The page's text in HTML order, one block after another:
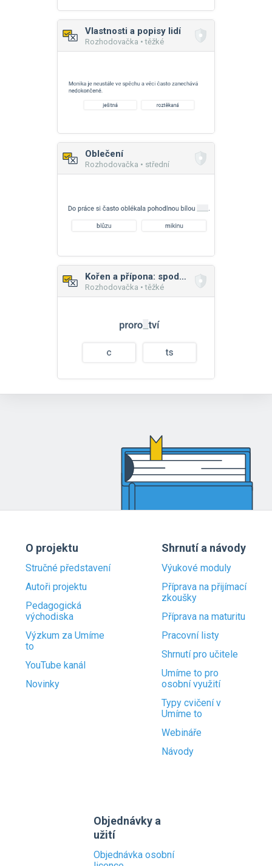
Vlastnosti a popisy lidí
Rozhodovačka • těžké
Oblečení
Rozhodovačka • střední
Kořen a přípona: spodoba znělosti
Rozhodovačka • těžké
O projektu
Stručné představení
Autoři projektu
Pedagogická
východiska
Výzkum za Umíme
to
YouTube kanál
Novinky
Shrnutí a návody
Výukové moduly
Příprava na přijímací
zkoušky
Příprava na maturitu
Pracovní listy
Shrnutí pro učitele
Umíme to pro
osobní využití
Typy cvičení v
Umíme to
Webináře
Návody
Objednávky a
užití
Objednávka osobní